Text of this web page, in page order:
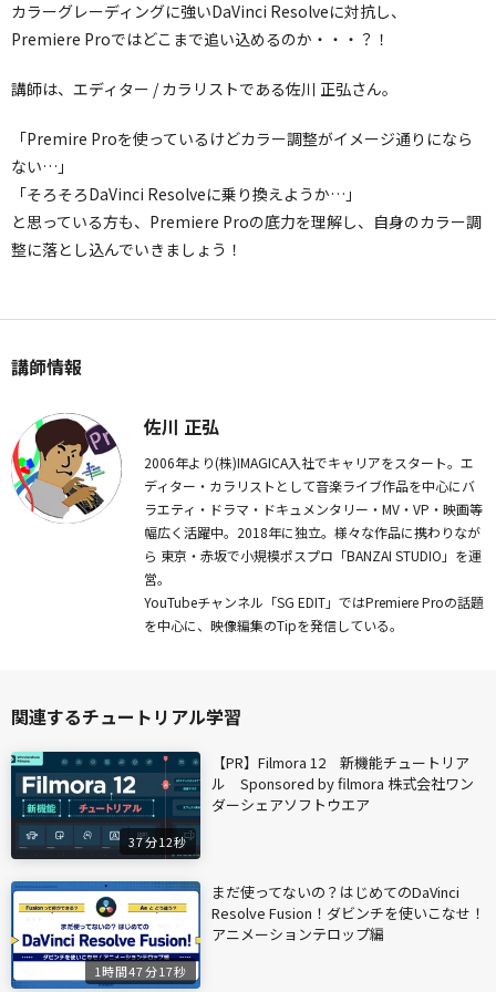
カラーグレーディングに強いDaVinci Resolveに対抗し、
Premiere Proではどこまで追い込めるのか・・・？！
講師は、エディター / カラリストである佐川 正弘さん。
「Premire Proを使っているけどカラー調整がイメージ通りになら
ない…」
「そろそろDaVinci Resolveに乗り換えようか…」
と思っている方も、Premiere Proの底力を理解し、自身のカラー調
整に落とし込んでいきましょう！
講師情報
佐川 正弘
2006年より(株)IMAGICA入社でキャリアをスタート。エ
ディター・カラリストとして音楽ライブ作品を中心にバ
ラエティ・ドラマ・ドキュメンタリー・MV・VP・映画等
幅広く活躍中。2018年に独立。様々な作品に携わりなが
ら 東京・赤坂で小規模ポスプロ「BANZAI STUDIO」を運
営。
YouTubeチャンネル「SG EDIT」ではPremiere Proの話題
を中心に、映像編集のTipを発信している。
関連するチュートリアル学習
37分12秒
【PR】Filmora 12 新機能チュートリア
ル Sponsored by filmora 株式会社ワン
ダーシェアソフトウエア
1時間47分17秒
まだ使ってないの？はじめてのDaVinci
Resolve Fusion！ダビンチを使いこなせ！
アニメーションテロップ編